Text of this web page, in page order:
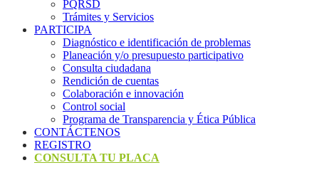
PQRSD
Trámites y Servicios
PARTICIPA
Diagnóstico e identificación de problemas
Planeación y/o presupuesto participativo​
Consulta ciudadana
Rendición de cuentas
Colaboración e innovación
Control social
Programa de Transparencia y Ética Pública
CONTÁCTENOS
REGISTRO
CONSULTA TU PLACA